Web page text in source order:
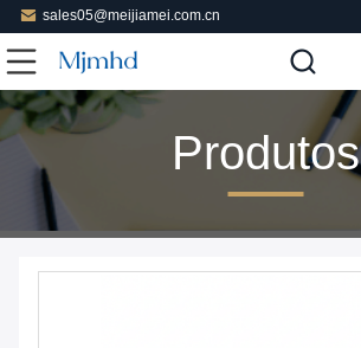
sales05@meijiamei.com.cn
Produtos